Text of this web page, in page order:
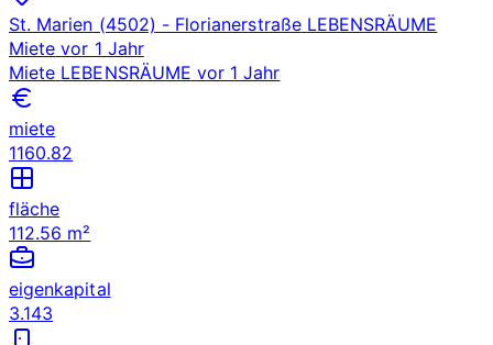
St. Marien (4502) - Florianerstraße LEBENSRÄUME
Miete vor 1 Jahr
Miete LEBENSRÄUME vor 1 Jahr
miete
1160.82
fläche
112.56 m²
eigenkapital
3.143